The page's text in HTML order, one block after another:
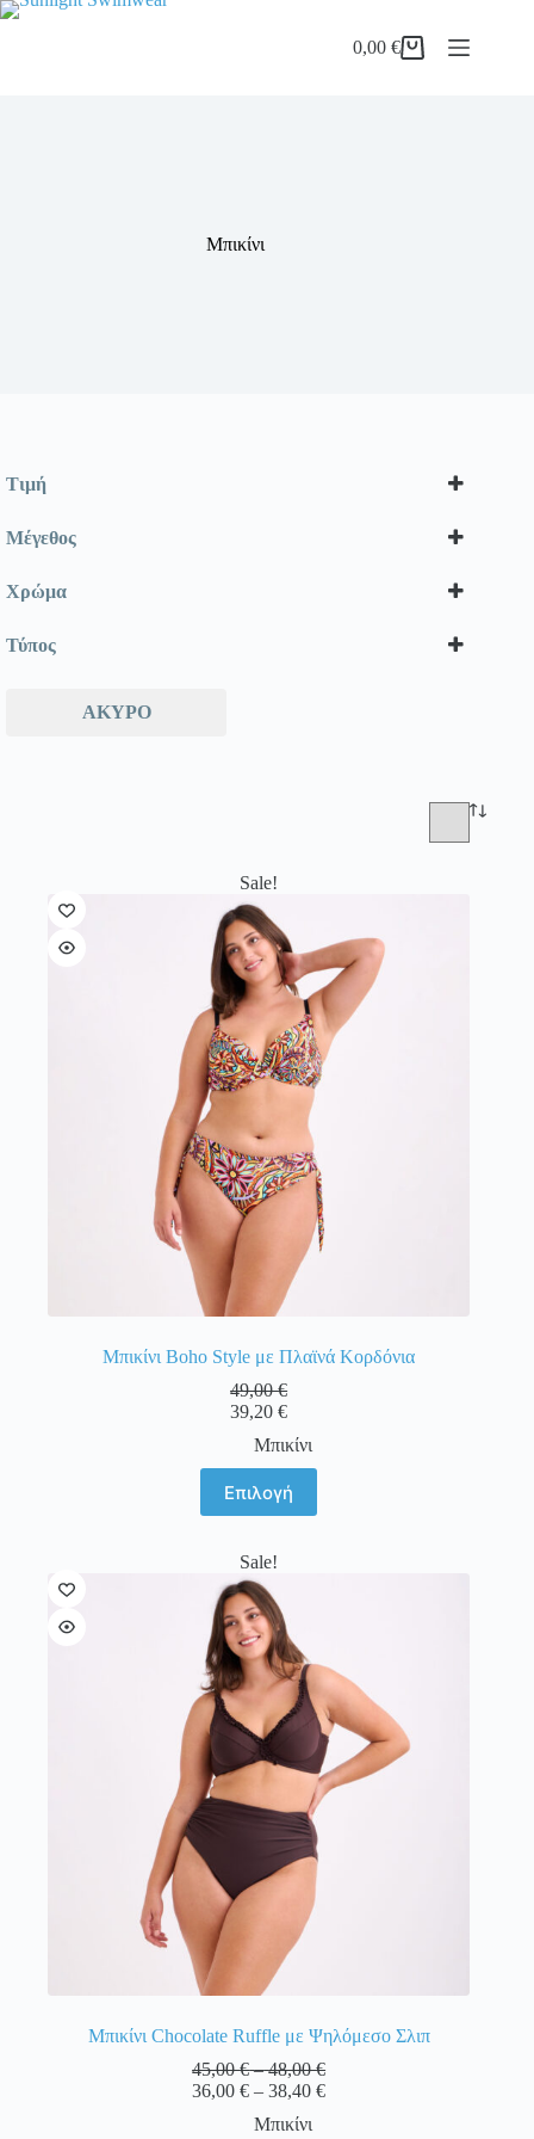
Μετάβαση
Καλάθι
0,00€
Μπικίνι
Sale!
Μπικίνι Boho Style με Πλαϊνά Κορδόνια
49,00€
39,20€
Μπικίνι
Επιλογή
το
προϊόν
πολλαπλές
παραλλαγές.
Οι
επιλογές
μπορούν
να
επιλεγούν
στη
σελίδα
του
προϊόντος
Sale!
Μπικίνι Chocolate Ruffle με Ψηλόμεσο Σλιπ
45,00€ – 48,00€Price
range:
36,00€ – 38,40€Price
Μπικίνι
Τιμή
Μέγεθος
Χρώμα
Τύπος
ΆΚΥΡΟ